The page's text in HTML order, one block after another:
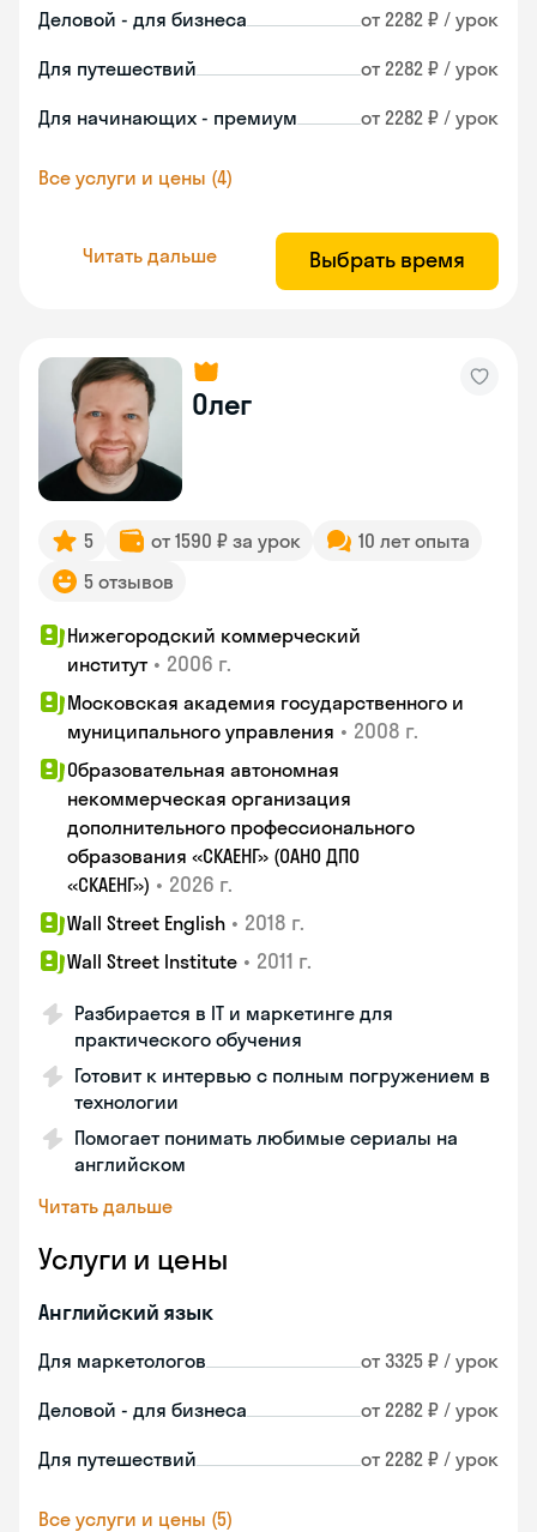
Деловой - для бизнеса от 2282 ₽ / урок
Для путешествий от 2282 ₽ / урок
Для начинающих - премиум от 2282 ₽ / урок
Все услуги и цены (4)
Читать дальше Выбрать время
Олег
5 от 1590 ₽ за урок
10 лет опыта
5 отзывов
Нижегородский коммерческий
институт • 2006 г.
Московская академия государственного и
муниципального управления • 2008 г.
Образовательная автономная
некоммерческая организация
дополнительного профессионального
образования «СКАЕНГ» (ОАНО ДПО
«СКАЕНГ») • 2026 г.
Wall Street English • 2018 г.
Wall Street Institute • 2011 г.
Разбирается в IT и маркетинге для
практического обучения
Готовит к интервью с полным погружением в
технологии
Помогает понимать любимые сериалы на
английском
Читать дальше
Услуги и цены
Английский язык
Для маркетологов от 3325 ₽ / урок
Деловой - для бизнеса от 2282 ₽ / урок
Для путешествий от 2282 ₽ / урок
Все услуги и цены (5)